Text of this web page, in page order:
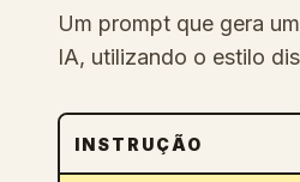
Um prompt que gera
IA, utilizando o estilo
INSTRUÇÃO